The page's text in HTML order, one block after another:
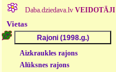
Daba.dziedava.lv VEIDOTĀJI
Vietas
Aizkraukles rajons
Alūksnes rajons